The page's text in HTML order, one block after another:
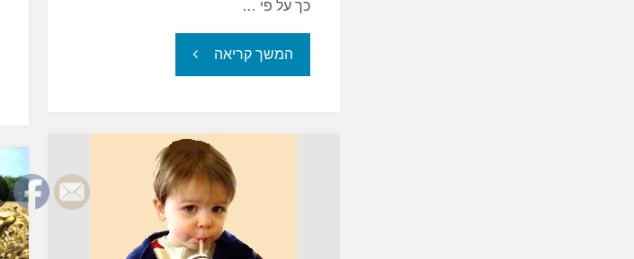
כך על פי …
המשך קריאה"הקשר
בשר
לסיכון
מוגבר